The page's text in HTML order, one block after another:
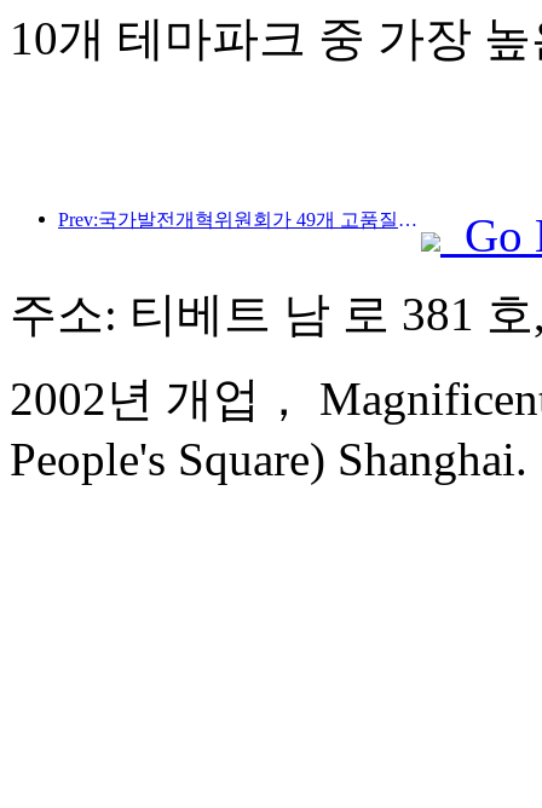
10개 테마파크 중 가장
Prev:국가발전개혁위원회가 49개 고품질 야외 스포츠 명소를 첫 번째로 공개했습니다.
Go
주소: 티베트 남 로 381
2002년 개업，
People's Square) Shanghai.